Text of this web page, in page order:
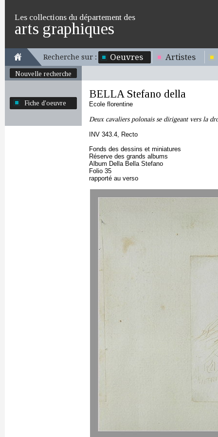
Les collections du département des
arts graphiques
Recherche sur : Oeuvres Artistes
Nouvelle recherche
Fiche d'oeuvre
BELLA Stefano della
Ecole florentine
Deux cavaliers polonais se dirigeant vers la
INV 343.4, Recto
Fonds des dessins et miniatures
Réserve des grands albums
Album Della Bella Stefano
Folio 35
rapporté au verso